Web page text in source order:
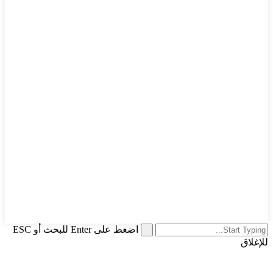
اضغط على Enter للبحث أو ESC
للإغلاق